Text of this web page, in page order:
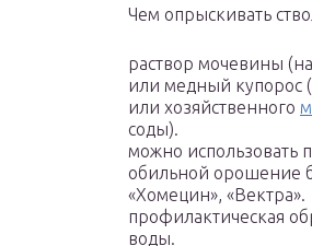
Чем опрыскивать
раствор мочевины
или медный купорос
или хозяйственного
соды).
можно использовать
обильной орошение
«Хомецин», «Вектра».
профилактическая
воды.